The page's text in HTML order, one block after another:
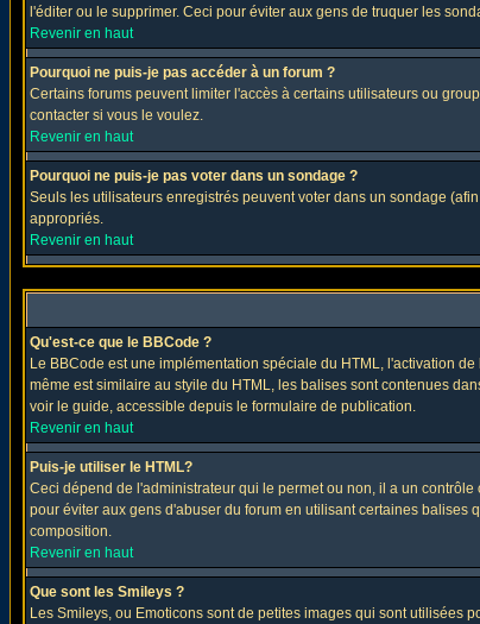
l'éditer ou le supprimer. Ceci pour éviter aux gens de truquer les
Revenir en haut
Pourquoi ne puis-je pas accéder à un forum ?
Certains forums peuvent limiter l'accès à certains utilisateurs ou
contacter si vous le voulez.
Revenir en haut
Pourquoi ne puis-je pas voter dans un sondage ?
Seuls les utilisateurs enregistrés peuvent voter dans un sondage
appropriés.
Revenir en haut
Qu'est-ce que le BBCode ?
Le BBCode est une implémentation spéciale du HTML, l'activation
même est similaire au styile du HTML, les balises sont contenues
voir le guide, accessible depuis le formulaire de publication.
Revenir en haut
Puis-je utiliser le HTML?
Ceci dépend de l'administrateur qui le permet ou non, il a un
pour éviter aux gens d'abuser du forum en utilisant certaines
composition.
Revenir en haut
Que sont les Smileys ?
Les Smileys, ou Emoticons sont de petites images qui sont utilisées